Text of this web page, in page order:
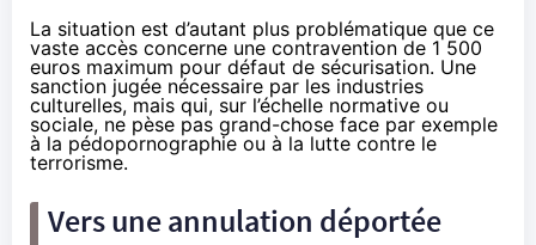
La situation est d’autant plus problématique que ce
vaste accès concerne une contravention de 1 500
euros maximum pour défaut de sécurisation. Une
sanction jugée nécessaire par les industries
culturelles, mais qui, sur l’échelle normative ou
sociale, ne pèse pas grand-chose face par exemple
à la pédopornographie ou à la lutte contre le
terrorisme.
Vers une annulation déportée